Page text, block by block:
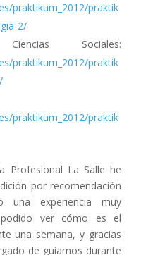
praktikum_2012/praktik
2/
Sociales:
praktikum_2012/praktik
praktikum_2012/praktik
Profesional La Salle he
por recomendación
experiencia muy
ver cómo es el
una semana, y gracias
de guiarnos durante